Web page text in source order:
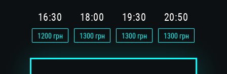
16:30
1200грн
18:00
1300грн
19:30
1300грн
20:50
1300грн